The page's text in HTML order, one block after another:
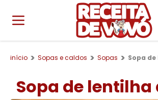
início Sopas e caldos Sopas Sopa
Sopa de lentilha